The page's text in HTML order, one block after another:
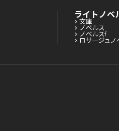
ライトノベ
文庫
ノベルス
ノベルスf
ロサージュノ